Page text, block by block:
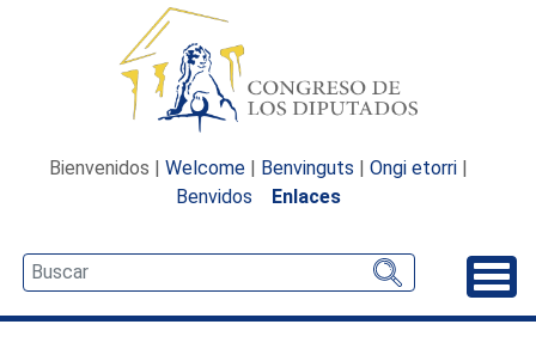
Bienvenidos | Welcome | Benvinguts | Ongi etorri |
Benvidos
Enlaces